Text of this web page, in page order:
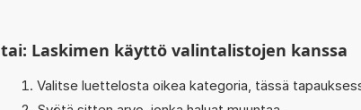
tai: Laskimen käyttö valintalistojen kanssa
Valitse luettelosta oikea kategoria, tässä